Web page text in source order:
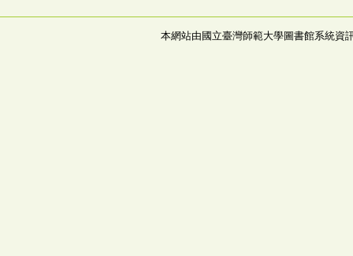
本網站由國立臺灣師範大學圖書館系統資